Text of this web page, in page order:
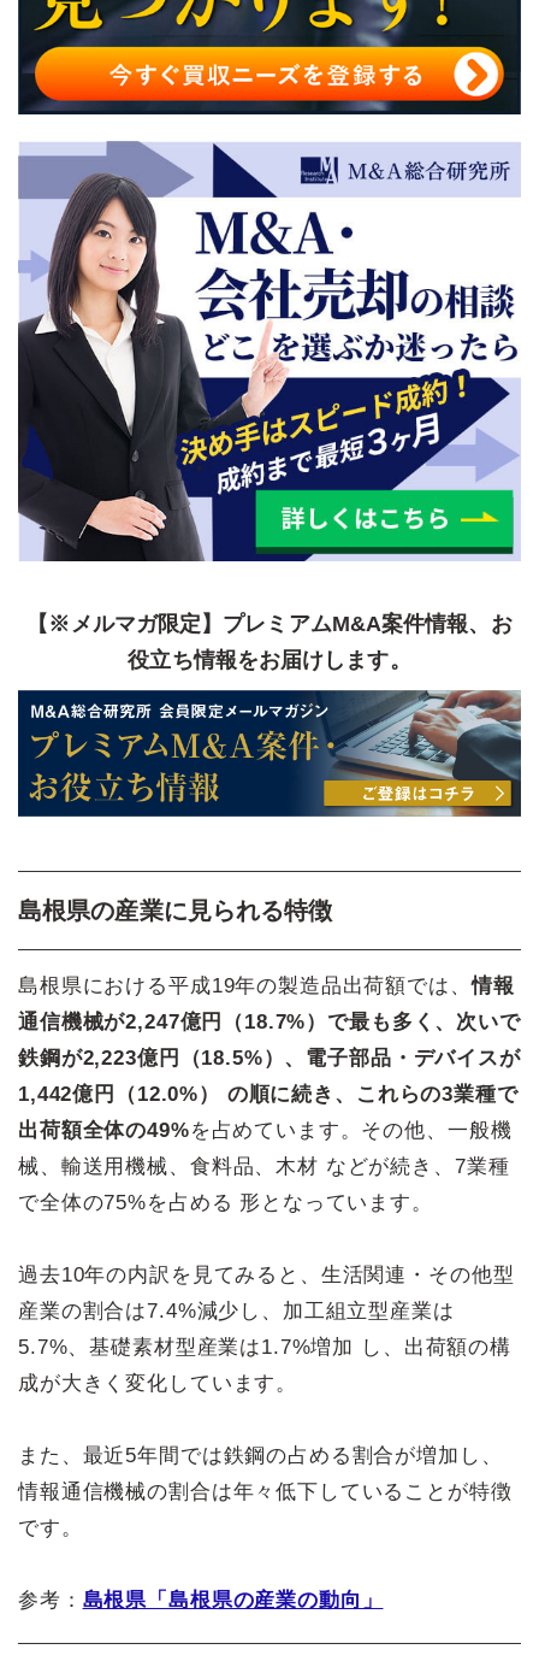
【※メルマガ限定】プレミアムM&A案件情報、お
役立ち情報をお届けします。
島根県の産業に見られる特徴
島根県における平成19年の製造品出荷額では、情報
通信機械が2,247億円（18.7%）で最も多く、次いで
鉄鋼が2,223億円（18.5%）、電子部品・デバイスが
1,442億円（12.0%） の順に続き、これらの3業種で
出荷額全体の49%を占めています。その他、一般機
械、輸送用機械、食料品、木材 などが続き、7業種
で全体の75%を占める 形となっています。
過去10年の内訳を見てみると、生活関連・その他型
産業の割合は7.4%減少し、加工組立型産業は
5.7%、基礎素材型産業は1.7%増加 し、出荷額の構
成が大きく変化しています。
また、最近5年間では鉄鋼の占める割合が増加し、
情報通信機械の割合は年々低下していることが特徴
です。
参考： 島根県「島根県の産業の動向」